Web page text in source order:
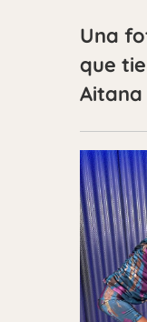
Una
que
Aitana